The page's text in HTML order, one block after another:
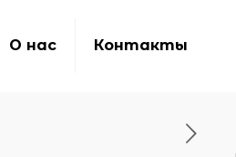
О нас Контакты